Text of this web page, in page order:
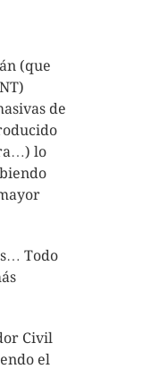
(que
de
lo
Todo
Civil
el